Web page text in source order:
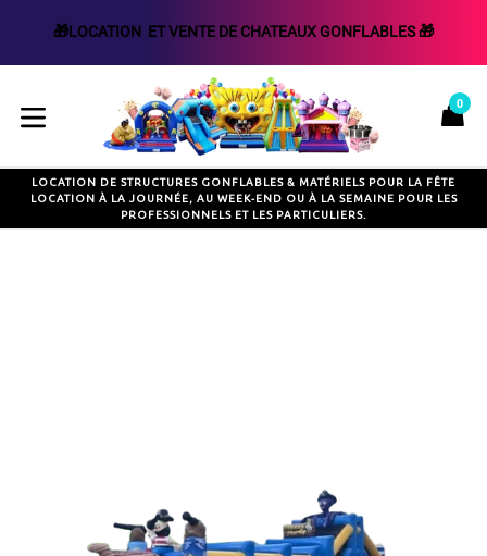
🎁LOCATION  ET VENTE DE CHATEAUX GONFLABLES 🎁
au
contenudévelopper/réduire
0
LOCATION DE STRUCTURES GONFLABLES & MATÉRIELS POUR LA FÊTE
LOCATION À LA JOURNÉE, AU WEEK-END OU À LA SEMAINE POUR LES
PROFESSIONNELS ET LES PARTICULIERS.